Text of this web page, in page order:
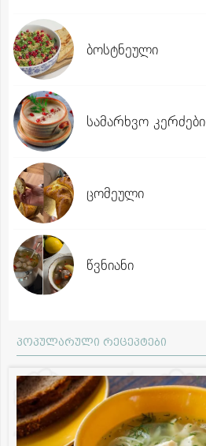
ბოსტნეული
სამარხვო კერძები
ცომეული
წვნიანი
პოპულარული რეცეპტები